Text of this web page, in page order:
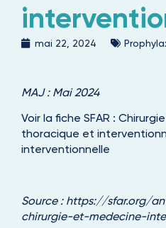
mai 22, 2024
MAJ : Mai 2024
Voir la fiche SFAR :
thoracique et
interventionnelle
Source : https://sfar.org/
chirurgie-et-medecine-